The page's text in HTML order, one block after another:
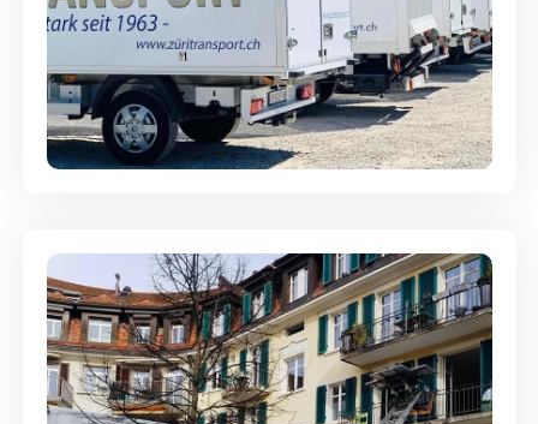
Möbellagerung - Alles sicher
aufbewahrt